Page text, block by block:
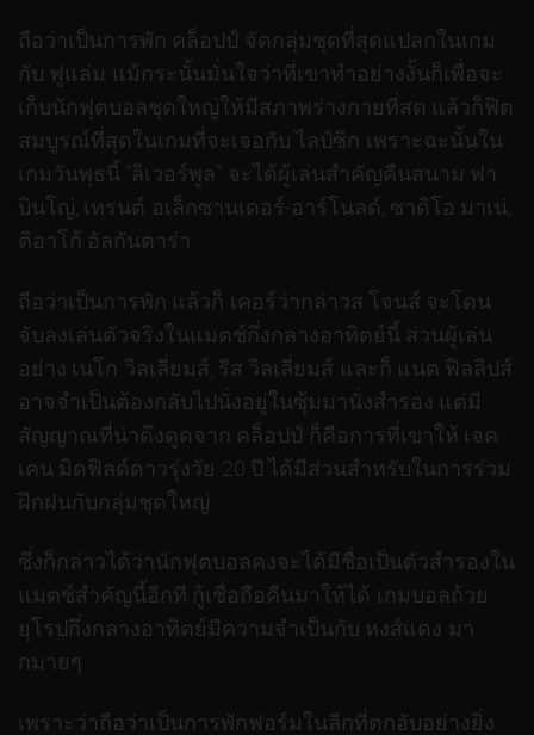
ถือว่าเป็นการพัก คล็อปป์ จัดกลุ่มชุดที่สุดแปลกในเกม
กับ ฟูแล่ม แม้กระนั้นมั่นใจว่าที่เขาทำอย่างงั้นก็เพื่อจะ
เก็บนักฟุตบอลชุดใหญ่ให้มีสภาพร่างกายที่สด แล้วก็ฟิต
สมบูรณ์ที่สุดในเกมที่จะเจอกับ ไลป์ซิก เพราะฉะนั้นใน
เกมวันพุธนี้ “ลิเวอร์พูล” จะได้ผู้เล่นสำคัญคืนสนาม ฟา
บินโญ่, เทรนต์ อเล็กซานเดอร์-อาร์โนลด์, ซาดิโอ มาเน่,
ติอาโก้ อัลกันตาร่า
ถือว่าเป็นการพัก แล้วก็ เคอร์ว่ากล่าวส โจนส์ จะโดน
จับลงเล่นตัวจริงในแมตช์กึ่งกลางอาทิตย์นี้ ส่วนผู้เล่น
อย่าง เนโก วิลเลี่ยมส์, รีส วิลเลี่ยมส์ และก็ แนต ฟิลลิปส์
อาจจำเป็นต้องกลับไปนั่งอยู่ในซุ้มมานั่งสำรอง แต่มี
สัญญาณที่น่าดึงดูดจาก คล็อปป์ ก็คือการที่เขาให้ เจค
เคน มิดฟิลด์ดาวรุ่งวัย 20 ปี ได้มีส่วนสำหรับในการร่วม
ฝึกฝนกับกลุ่มชุดใหญ่
ซึ่งก็กล่าวได้ว่านักฟุตบอลคงจะได้มีชื่อเป็นตัวสำรองใน
แมตช์สำคัญนี้อีกที กู้เชื่อถือคืนมาให้ได้ เกมบอลถ้วย
ยุโรปกึ่งกลางอาทิตย์มีความจำเป็นกับ หงส์แดง มา
กมายๆ
เพราะว่าถือว่าเป็นการพักฟอร์มในลีกที่ตกอับอย่างยิ่ง